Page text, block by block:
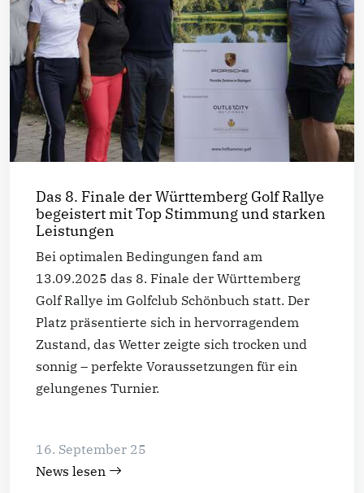
Das 8. Finale der Württemberg Golf Rallye
begeistert mit Top Stimmung und starken
Leistungen
Bei optimalen Bedingungen fand am
13.09.2025 das 8. Finale der Württemberg
Golf Rallye im Golfclub Schönbuch statt. Der
Platz präsentierte sich in hervorragendem
Zustand, das Wetter zeigte sich trocken und
sonnig – perfekte Voraussetzungen für ein
gelungenes Turnier.
16. September 25
News lesen